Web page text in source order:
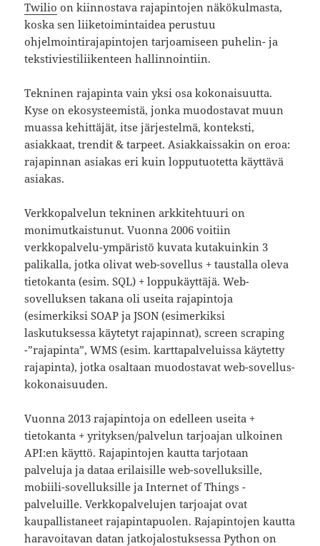
Twilio on kiinnostava rajapintojen näkökulmasta,
koska sen liiketoimintaidea perustuu
ohjelmointirajapintojen tarjoamiseen puhelin- ja
tekstiviestiliikenteen hallinnointiin.
Tekninen rajapinta vain yksi osa kokonaisuutta.
Kyse on ekosysteemistä, jonka muodostavat muun
muassa kehittäjät, itse järjestelmä, konteksti,
asiakkaat, trendit & tarpeet. Asiakkaissakin on eroa:
rajapinnan asiakas eri kuin lopputuotetta käyttävä
asiakas.
Verkkopalvelun tekninen arkkitehtuuri on
monimutkaistunut. Vuonna 2006 voitiin
verkkopalvelu-ympäristö kuvata kutakuinkin 3
palikalla, jotka olivat web-sovellus + taustalla oleva
tietokanta (esim. SQL) + loppukäyttäjä. Web-
sovelluksen takana oli useita rajapintoja
(esimerkiksi SOAP ja JSON (esimerkiksi
laskutuksessa käytetyt rajapinnat), screen scraping
-”rajapinta”, WMS (esim. karttapalveluissa käytetty
rajapinta), jotka osaltaan muodostavat web-sovellus-
kokonaisuuden.
Vuonna 2013 rajapintoja on edelleen useita +
tietokanta + yrityksen/palvelun tarjoajan ulkoinen
API:en käyttö. Rajapintojen kautta tarjotaan
palveluja ja dataa erilaisille web-sovelluksille,
mobiili-sovelluksille ja Internet of Things -
palveluille. Verkkopalvelujen tarjoajat ovat
kaupallistaneet rajapintapuolen. Rajapintojen kautta
haravoitavan datan jatkojalostuksessa Python on